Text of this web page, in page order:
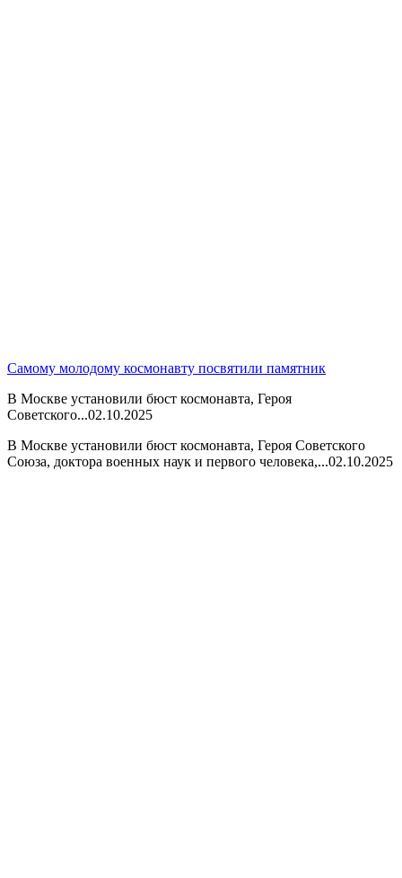
Самому молодому космонавту посвятили памятник
В Москве установили бюст космонавта, Героя
Советского...02.10.2025
В Москве установили бюст космонавта, Героя Советского
Союза, доктора военных наук и первого человека,...02.10.2025